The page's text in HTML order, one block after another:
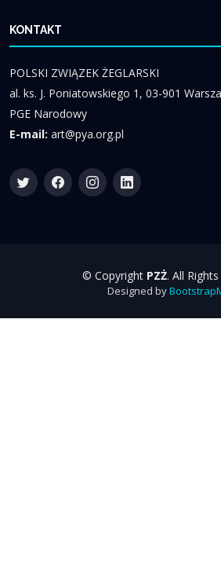
KONTAKT
POLSKI ZWIĄZEK ŻEGLARSKI
al. ks. J. Poniatowskiego 1, 03-901
PGE Narodowy
E-mail: art@pya.org.pl
© Copyright PZŻ. All
Designed by